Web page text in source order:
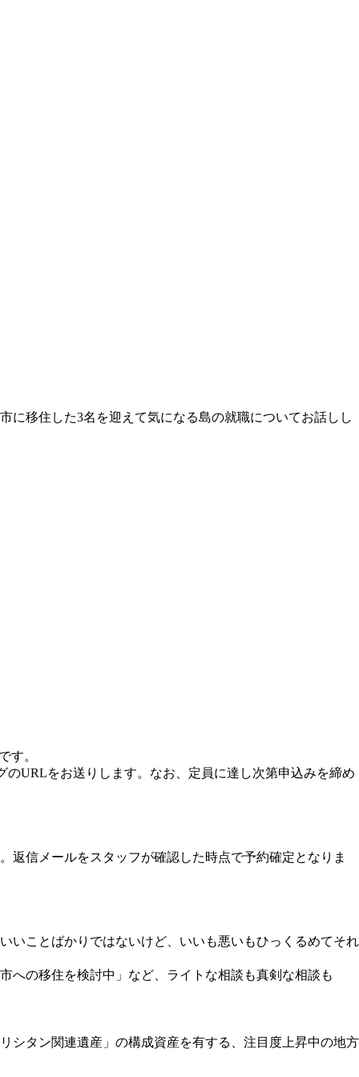
に移住した3名を迎えて気になる島の就職についてお話しし
す。
URLをお送りします。なお、定員に達し次第申込みを締め
返信メールをスタッフが確認した時点で予約確定となりま
いことばかりではないけど、いいも悪いもひっくるめてそれ
への移住を検討中」など、ライトな相談も真剣な相談も
シタン関連遺産」の構成資産を有する、注目度上昇中の地方